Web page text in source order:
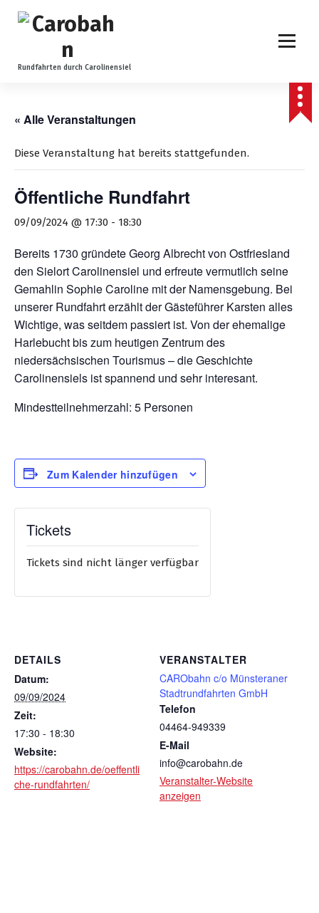
Rundfahrten durch Carolinensiel
« Alle Veranstaltungen
Diese Veranstaltung hat bereits stattgefunden.
Öffentliche Rundfahrt
09/09/2024 @ 17:30 - 18:30
Bereits 1730 gründete Georg Albrecht von Ostfriesland
den Sielort Carolinensiel und erfreute vermutlich seine
Gemahlin Sophie Caroline mit der Namensgebung. Bei
unserer Rundfahrt erzählt der Gästeführer Karsten alles
Wichtige, was seitdem passiert ist. Von der ehemalige
Harlebucht bis zum heutigen Zentrum des
niedersächsischen Tourismus – die Geschichte
Carolinensiels ist spannend und sehr interesant.
Mindestteilnehmerzahl: 5 Personen
Zum Kalender hinzufügen
DETAILS
Datum:
09/09/2024
Zeit:
17:30 - 18:30
Website:
https://carobahn.de/oeffentli
che-rundfahrten/
VERANSTALTER
CARObahn c/o Münsteraner
Stadtrundfahrten GmbH
Telefon
04464-949339
E-Mail
info@carobahn.de
Veranstalter-Website
anzeigen
Tickets
Tickets sind nicht länger verfügbar